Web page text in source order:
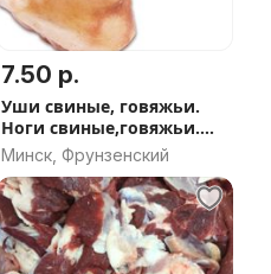
7.50 р.
Уши свиные, говяжьи.
Ноги свиные,говяжьи.
Путовый сустав. Почки.
Субпродукты свиные,
говяжьи.
Минск, Фрунзенский